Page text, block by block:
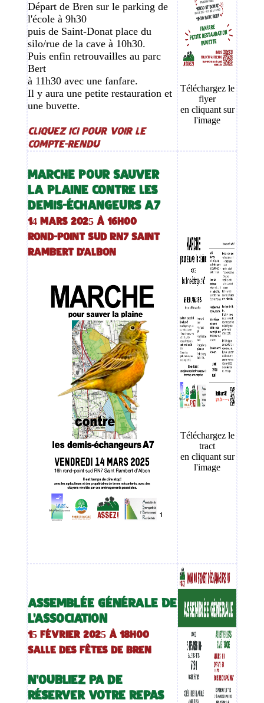
Départ de Bren sur le parking de
l'école à 9h30
puis de Saint-Donat place du
silo/rue de la cave à 10h30.
Puis enfin retrouvailles au parc
Bert
à 11h30 avec une fanfare.
Il y aura une petite restauration et
une buvette.
Cliquez ici pour voir le
compte-rendu
Téléchargez le
flyer
en cliquant sur
l'image
MARCHE POUR SAUVER
LA PLAINE contre les
demis-échangeurs A7
14 mars 2025 à 16h00
Rond-point sud RN7 Saint
Rambert d'Albon
Téléchargez le
tract
en cliquant sur
l'image
ASSEMBLÉE GÉNÉRALE DE
L'ASSOCIATION
15 février 2025 à 18h00
Salle des fêtes de Bren
N'oubliez pa de
réserver votre repas